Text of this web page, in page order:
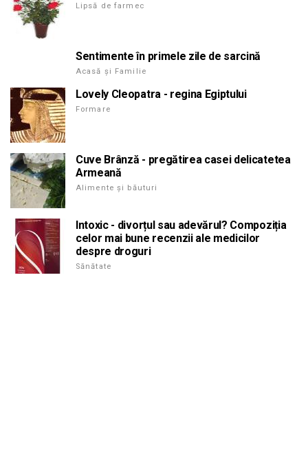
Lipsă de farmec
Sentimente în primele zile de sarcină
Acasă și Familie
Lovely Cleopatra - regina Egiptului
Formare
Cuve Brânză - pregătirea casei delicatetea
Armeană
Alimente și băuturi
Intoxic - divorțul sau adevărul? Compoziția
celor mai bune recenzii ale medicilor
despre droguri
Sănătate